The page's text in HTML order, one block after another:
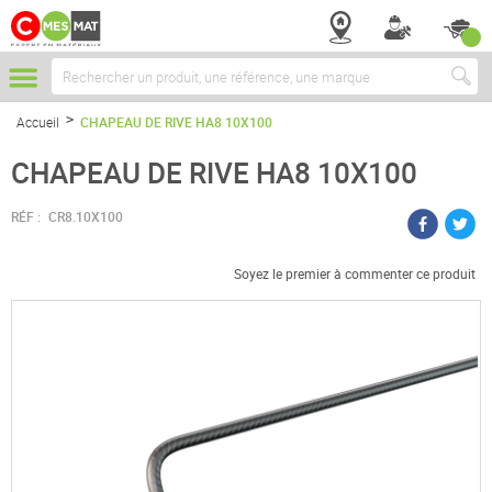
Chercher
Accueil CHAPEAU DE RIVE HA8 10X100
CHAPEAU DE RIVE HA8 10X100
RÉF : CR8.10X100
Soyez le premier à commenter ce produit
Passer